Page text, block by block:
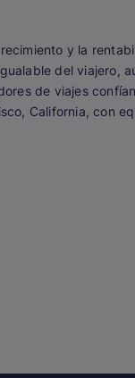
y la
del viajero,
de viajes
California, con